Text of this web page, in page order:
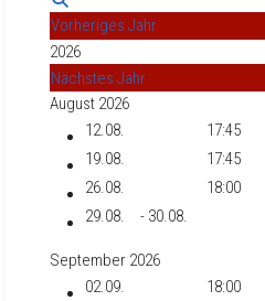
Vorheriges Jahr
2026
Nächstes Jahr
August 2026
12.08.
17:45
19.08.
17:45
26.08.
18:00
29.08.
- 30.08.
September 2026
02.09.
18:00